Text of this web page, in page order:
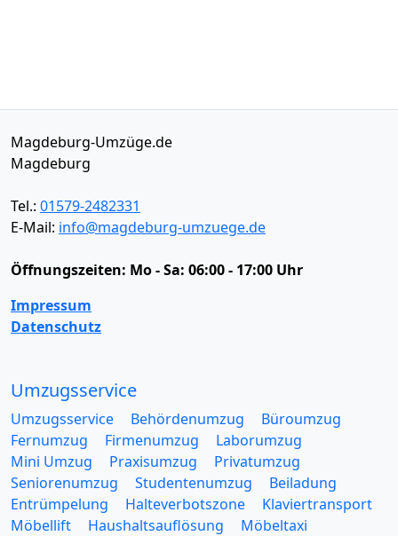
Magdeburg-Umzüge.de
Magdeburg
Tel.: 01579-2482331
E-Mail: info@magdeburg-umzuege.de
Öffnungszeiten: Mo - Sa: 06:00 - 17:00 Uhr
Impressum
Datenschutz
Umzugsservice
Umzugsservice Behördenumzug
Büroumzug
Fernumzug
Firmenumzug
Laborumzug
Mini Umzug
Praxisumzug
Privatumzug
Seniorenumzug
Studentenumzug
Beiladung
Entrümpelung
Halteverbotszone
Klaviertransport
Möbellift
Haushaltsauflösung
Möbeltaxi